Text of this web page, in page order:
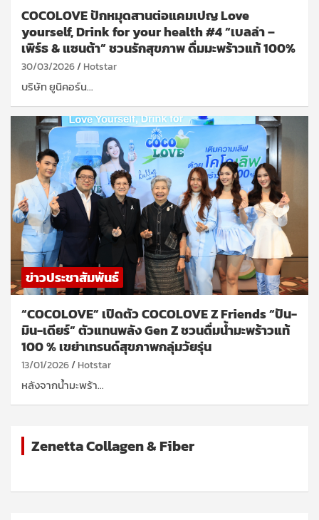
COCOLOVE ปักหมุดสานต่อแคมเปญ Love
yourself, Drink for your health #4 “เบลล่า –
เพิร์ธ & แซนต้า” ชวนรักสุขภาพ ดื่มมะพร้าวแท้ 100%
30/03/2026 Hotstar
บริษัท ยูนิคอร์น…
ข่าวประชาสัมพันธ์
“COCOLOVE” เปิดตัว COCOLOVE Z Friends “ปัน-
มิน-เดียร์” ตัวแทนพลัง Gen Z ชวนดื่มน้ำมะพร้าวแท้
100 % เขย่าเทรนด์สุขภาพกลุ่มวัยรุ่น
13/01/2026 Hotstar
หลังจากน้ำมะพร้า…
Zenetta Collagen & Fiber